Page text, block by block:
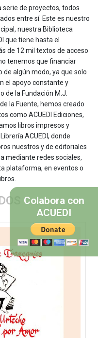
serie de proyectos, todos
entre sí. Este es nuestro
nuestra Biblioteca
que tiene hasta el
de 12 mil textos de acceso
tenemos que financiar
de algún modo, ya que solo
el apoyo constante y
de la Fundación M.J.
la Fuente, hemos creado
como ACUEDI Ediciones,
libros impresos y
ACUEDI, donde
nuestros y de editoriales
mediante redes sociales,
plataforma, en eventos o
Colabora con
ACUEDI